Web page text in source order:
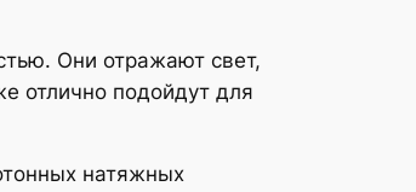
Они отражают свет,
отлично подойдут для
натяжных